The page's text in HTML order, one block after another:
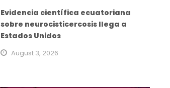
Evidencia científica ecuatoriana
sobre neurocisticercosis llega a
Estados Unidos
August 3, 2026